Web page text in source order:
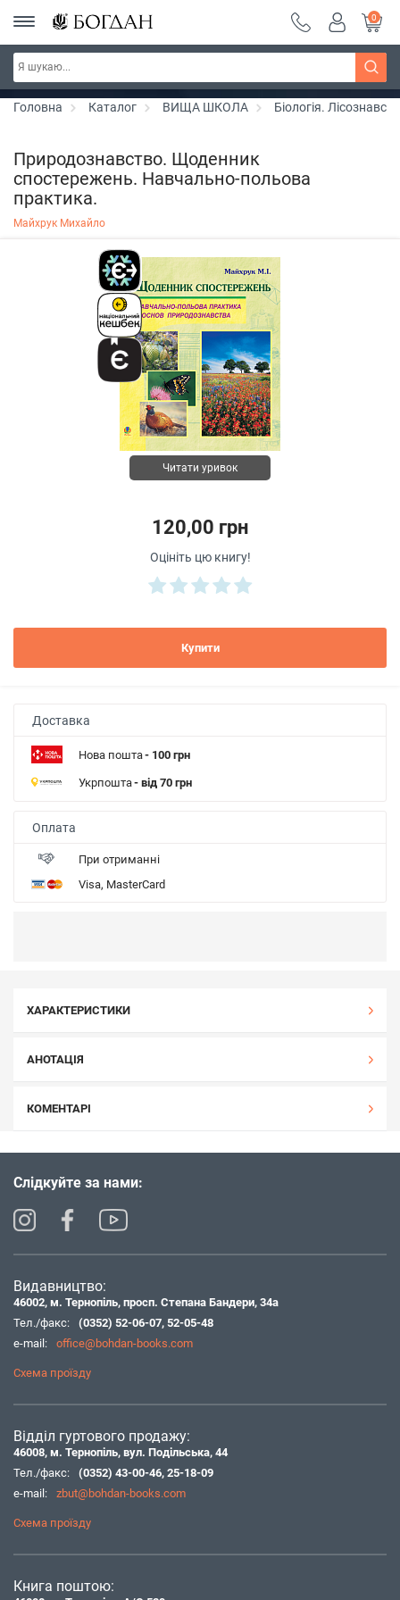
РОЗПРОДАЖ ~ 150 грн ~ 200 грн ~ 250 грн ~
300 грн ~ РОЗПРОДАЖ
Дізнатись більше
0
Головна Каталог ВИЩА ШКОЛА Біологія.
Природознавство. Щоденник
спостережень. Навчально-польова
практика.
Майхрук Михайло
Читати уривок
120,00 грн
Оцініть цю книгу!
Купити
Доставка
Нова пошта- 100 грн
Укрпошта- від 70 грн
Оплата
При отриманні
Visa, MasterCard
ХАРАКТЕРИСТИКИ
АНОТАЦІЯ
КОМЕНТАРІ
Слідкуйте за нами:
Видавництво:
46002, м. Тернопіль, просп. Степана Бандери, 34а
Тел./факс:
(0352) 52-06-07, 52-05-48
e-mail:
office@bohdan-books.com
Схема проїзду
Відділ гуртового продажу:
46008, м. Тернопіль, вул. Подільська, 44
Тел./факс:
(0352) 43-00-46, 25-18-09
e-mail:
zbut@bohdan-books.com
Схема проїзду
Книга поштою: